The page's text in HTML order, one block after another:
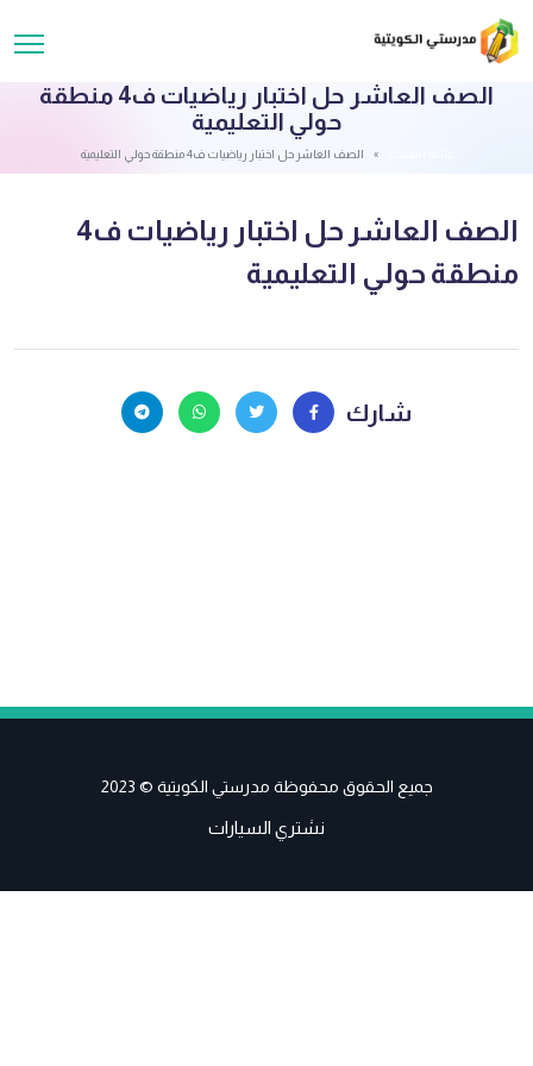
الصف العاشر حل اختبار رياضيات ف4 منطقة
حولي التعليمية
الصف العاشر حل اختبار رياضيات ف4 منطقة حولي التعليمية
الصف العاشر حل اختبار رياضيات ف4
منطقة حولي التعليمية
شارك
جميع الحقوق محفوظة مدرستي الكويتية © 2023
نشتري السيارات